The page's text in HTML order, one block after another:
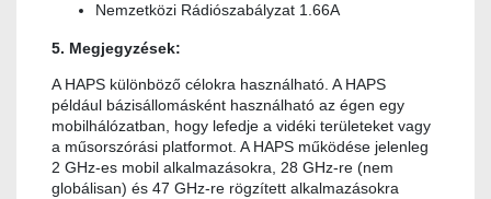
Nemzetközi Rádiószabályzat 1.66A
5. Megjegyzések:
A HAPS különböző célokra használható. A HAPS
például bázisállomásként használható az égen egy
mobilhálózatban, hogy lefedje a vidéki területeket vagy
a műsorszórási platformot. A HAPS működése jelenleg
2 GHz-es mobil alkalmazásokra, 28 GHz-re (nem
globálisan) és 47 GHz-re rögzített alkalmazásokra